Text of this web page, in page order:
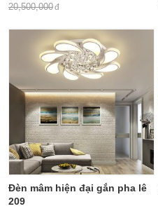
Số lượng tay : 15 tay
Bóng đèn: Bóng led tiết kiệm điện
Bảo hành: 2 năm
20,500,000
Đèn mâm hiện đại gắn pha lê
209